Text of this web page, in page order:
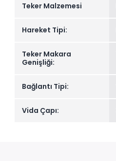
Teker Malzemesi
Hareket Tipi:
Teker Makara
Genişliği:
Bağlantı Tipi:
Vida Çapı: